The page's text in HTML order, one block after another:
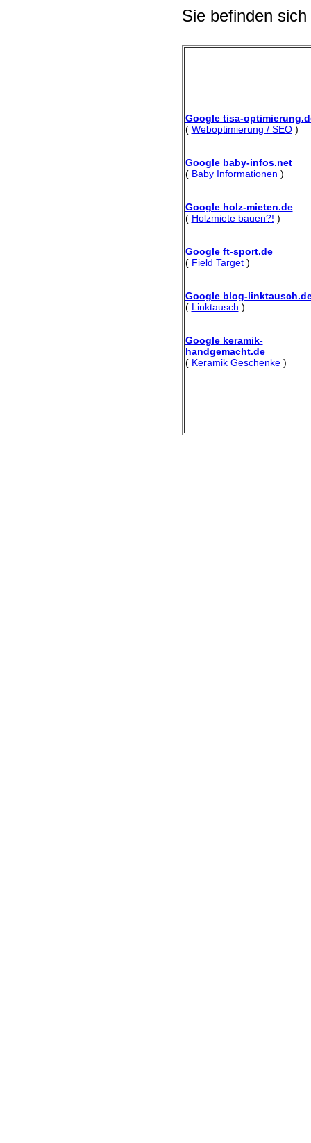
Sie befinden
Google tisa-
( Weboptimierung / SEO)
Google baby-infos.net
( Baby Informationen )
Google holz-mieten.de
( Holzmiete bauen?! )
Google ft-sport.de
( Field Target)
Google blog-
( Linktausch )
Google keramik-
handgemacht.de
( Keramik Geschenke)